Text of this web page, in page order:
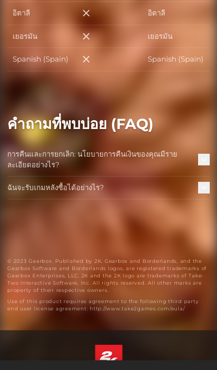
อิตาลี อิตาลี อิตาลี
เยอรมัน เยอรมัน เยอรมัน
Spanish (Spain) Spanish (Spain) Spanish (Spain)
คำถามที่พบบ่อย (FAQ)
การคืนและการยกเลิก: นโยบายการคืนเงินของคุณมีราย
ละเอียดอย่างไร?
ฉันจะรับเกมหลังซื้อได้อย่างไร?
© 2023 Gearbox. Published by 2K. Gearbox and Borderlands, and the
Gearbox Software and Borderlands logos, are registered trademarks of
Gearbox Enterprises, LLC. 2K and the 2K logo are trademarks of Take-
Two Interactive Software, Inc. All rights reserved. All other marks are
property of their respective owners.
Use of this product requires agreement to the following third party
end user license agreement: http://www.take2games.com/eula/